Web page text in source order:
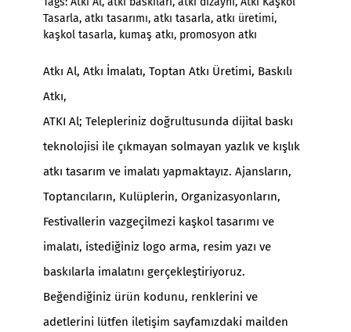
Tasarla, atkı tasarımı, atkı tasarla, atkı üretimi,
kaşkol tasarla, kumaş atkı, promosyon atkı
Atkı Al, Atkı İmalatı, Toptan Atkı Üretimi, Baskılı
Atkı,
ATKI Al; Telepleriniz doğrultusunda dijital baskı
teknolojisi ile çıkmayan solmayan yazlık ve kışlık
atkı tasarım ve imalatı yapmaktayız. Ajansların,
Toptancıların, Kulüplerin, Organizasyonların,
Festivallerin vazgeçilmezi kaşkol tasarımı ve
imalatı, istediğiniz logo arma, resim yazı ve
baskılarla imalatını gerçekleştiriyoruz.
Beğendiğiniz ürün kodunu, renklerini ve
adetlerini lütfen iletişim sayfamızdaki mailden